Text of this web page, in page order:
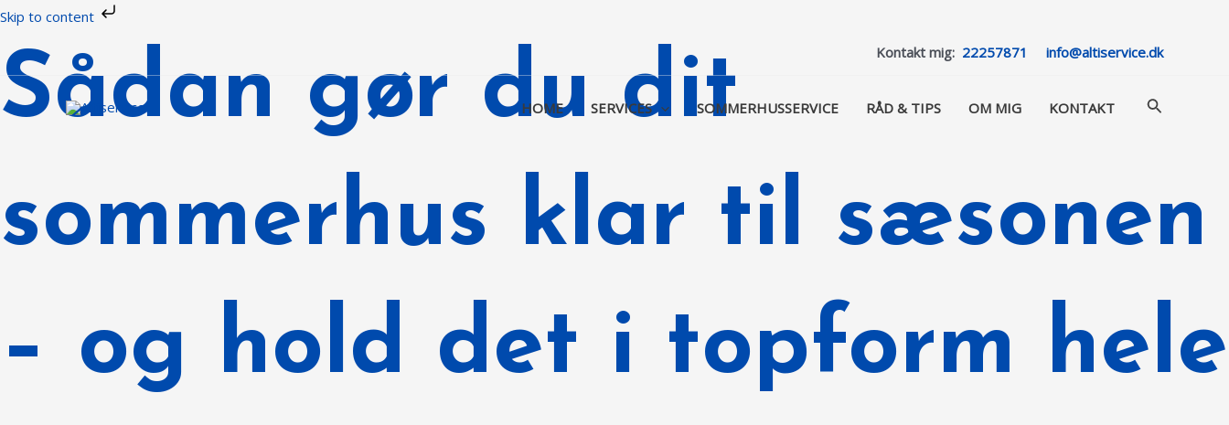
Skip to content
Gå
indholdet
Kontakt mig: 22257871 info@altiservice.dk
HOME SERVICES SOMMERHUSSERVICE RÅD & TIPS OM MIG KONTAKT Søg
Sådan gør du dit
sommerhus klar til sæsonen
– og hold det i topform hele